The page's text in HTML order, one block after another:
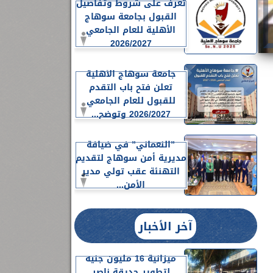
تعرف على شروط وتفاصيل
القبول بجامعة سوهاج
الأهلية للعام الجامعي
2026/2027
جامعة سوهاج الأهلية
تعلن فتح باب التقدم
للقبول للعام الجامعي
2026/2027 وتوضح...
”النعماني” في ضيافة
مديرية أمن سوهاج لتقديم
التهنئة عقب تولي مدير
الأمن...
آخر الأخبار
ميزانية 16 مليون جنيه